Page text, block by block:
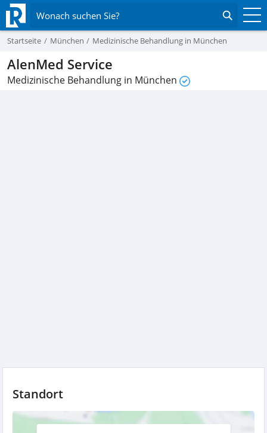
Wonach suchen Sie?
Startseite München Medizinische Behandlung in München
AlenMed Service
Medizinische Behandlung in München
Standort